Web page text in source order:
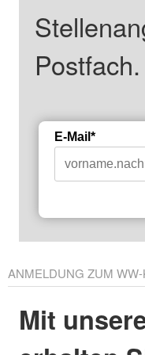
Postfach.
E-Mail*
ANMELDUNG ZUM
Mit